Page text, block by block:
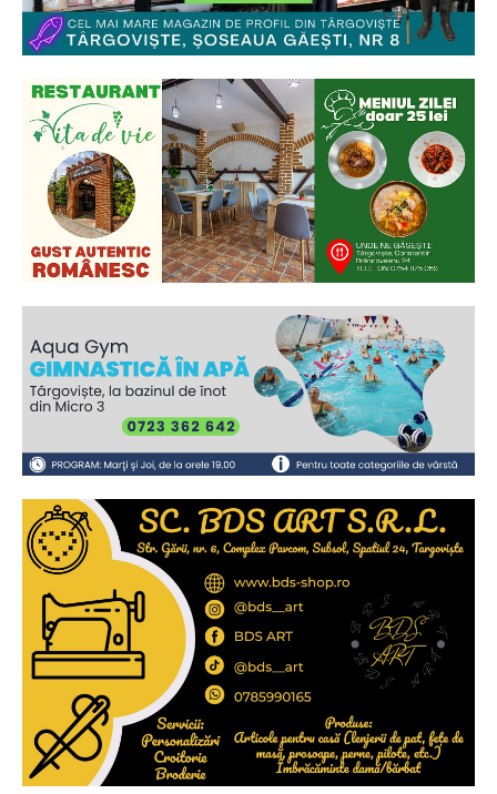
Ionuț Parghel
2 de 2